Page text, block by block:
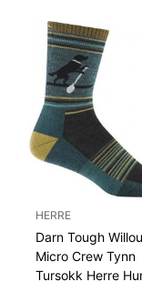
HERRE
Darn Tough
Micro Crew Tynn
Tursokk Herre